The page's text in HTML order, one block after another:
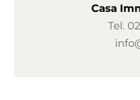
Casa
Tel.